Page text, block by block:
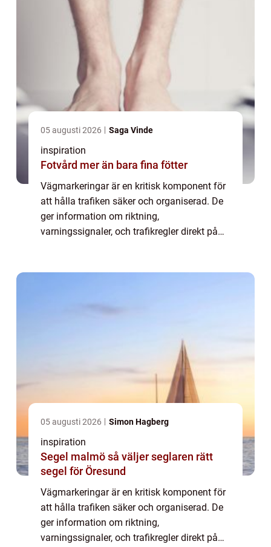
05 augusti 2026 Saga Vinde
inspiration
Fotvård mer än bara fina fötter
Vägmarkeringar är en kritisk komponent för
att hålla trafiken säker och organiserad. De
ger information om riktning,
varningssignaler, och trafikregler direkt på
05 augusti 2026 Simon Hagberg
inspiration
Segel malmö så väljer seglaren rätt
segel för Öresund
Vägmarkeringar är en kritisk komponent för
att hålla trafiken säker och organiserad. De
ger information om riktning,
varningssignaler, och trafikregler direkt på